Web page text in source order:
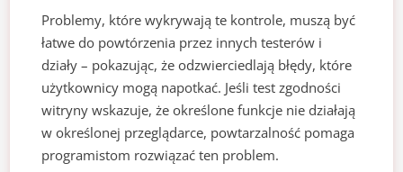
Problemy, które wykrywają te kontrole, muszą być
łatwe do powtórzenia przez innych testerów i
działy – pokazując, że odzwierciedlają błędy, które
użytkownicy mogą napotkać. Jeśli test zgodności
witryny wskazuje, że określone funkcje nie działają
w określonej przeglądarce, powtarzalność pomaga
programistom rozwiązać ten problem.